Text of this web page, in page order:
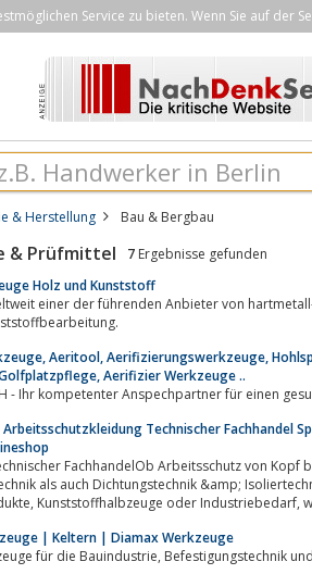
Service zu bieten. Wenn Sie auf der
& Herstellung Bau & Bergbau
& Prüfmittel 7 Ergebnisse gefunden
Holz und Kunststoff
einer der führenden Anbieter von
Aeritool, Aerifizierungswerkzeuge,
Aerifizier Werkzeuge ..
- Ihr kompetenter Anspechpartner für einen
Technischer Fachhandel
Arbeitsschutz von Kopf bis Fuss, Schläuche &amp; Armaturen
als auch Dichtungstechnik &amp;
| Keltern | Diamax Werkzeuge
und Messwerkzeuge alles aus einer Hand ihr Partner für